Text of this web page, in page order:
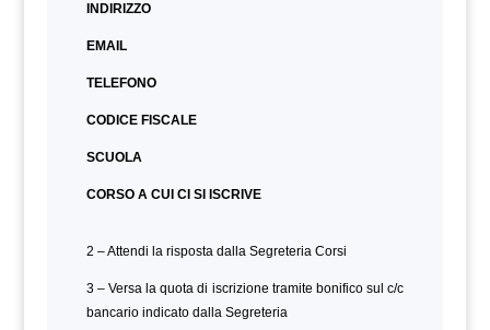
INDIRIZZO
EMAIL
TELEFONO
CODICE FISCALE
SCUOLA
CORSO A CUI CI SI ISCRIVE
2 – Attendi la risposta dalla Segreteria Corsi
3 – Versa la quota di iscrizione tramite bonifico sul c/c
bancario indicato dalla Segreteria